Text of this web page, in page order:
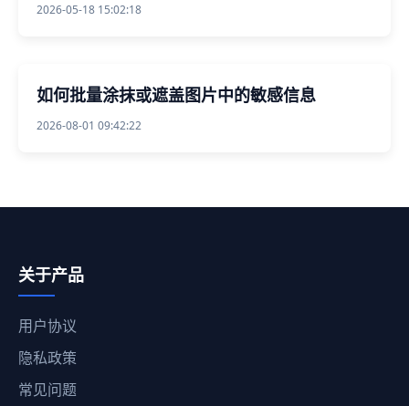
2026-05-18 15:02:18
如何批量涂抹或遮盖图片中的敏感信息
2026-08-01 09:42:22
关于产品
用户协议
隐私政策
常见问题